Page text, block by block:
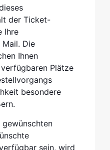
& Lee) | © Lena Semmelroggen (Müller)
der Ticket-
Ihre
Die
Ihnen
Plätze
besondere
sein, wird